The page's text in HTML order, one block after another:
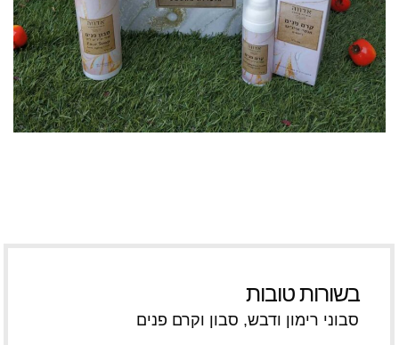
בשורות טובות
סבוני רימון ודבש, סבון וקרם פנים